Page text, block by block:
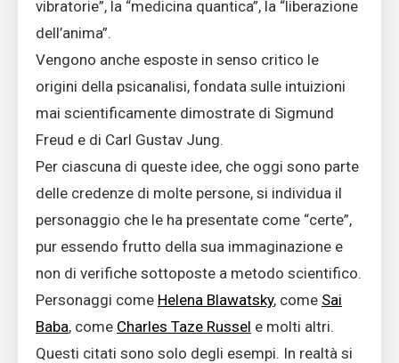
vibratorie”, la “medicina quantica”, la “liberazione
dell’anima”.
Vengono anche esposte in senso critico le
origini della psicanalisi, fondata sulle intuizioni
mai scientificamente dimostrate di Sigmund
Freud e di Carl Gustav Jung.
Per ciascuna di queste idee, che oggi sono parte
delle credenze di molte persone, si individua il
personaggio che le ha presentate come “certe”,
pur essendo frutto della sua immaginazione e
non di verifiche sottoposte a metodo scientifico.
Personaggi come Helena Blawatsky, come Sai
Baba, come Charles Taze Russel e molti altri.
Questi citati sono solo degli esempi. In realtà si